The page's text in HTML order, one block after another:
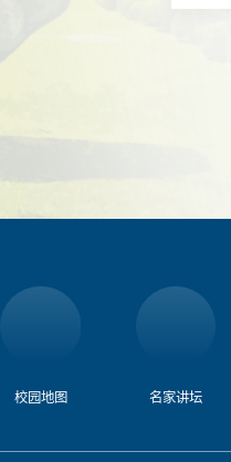
校园地图 名家讲坛